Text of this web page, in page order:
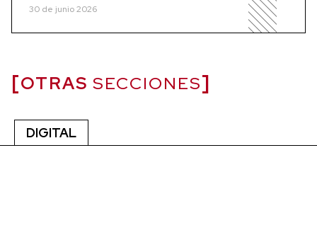
30 de junio 2026
OTRAS SECCIONES
DIGITAL